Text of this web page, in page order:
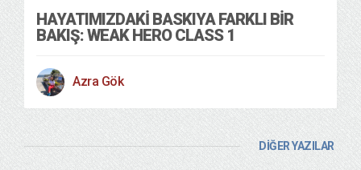
HAYATIMIZDAKI BASKIYA FARKLI BIR
BAKIŞ: WEAK HERO CLASS 1
Azra Gök
DİĞER YAZILAR